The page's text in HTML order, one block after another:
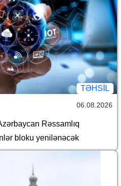
TƏHSIL
06.08.2026
Rəssamlıq
bloku yenilənəcək